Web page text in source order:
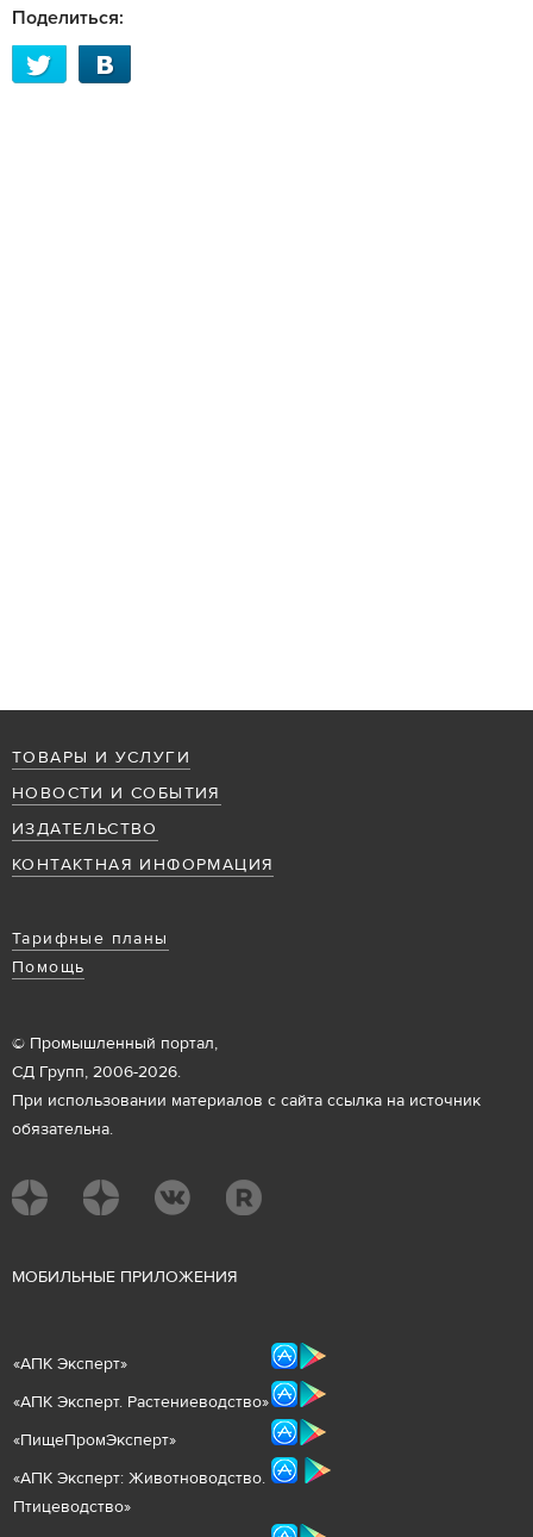
Поделиться:
ТОВАРЫ И УСЛУГИ
НОВОСТИ И СОБЫТИЯ
ИЗДАТЕЛЬСТВО
КОНТАКТНАЯ ИНФОРМАЦИЯ
Тарифные планы
Помощь
© Промышленный портал,
СД Групп, 2006-2026.
При использовании материалов с сайта ссылка на источник
обязательна.
МОБИЛЬНЫЕ ПРИЛОЖЕНИЯ
«АПК Эксперт»
«АПК Эксперт. Растениеводство»
«ПищеПромЭксперт»
«АПК Эксперт: Животноводство.
Птицеводство»